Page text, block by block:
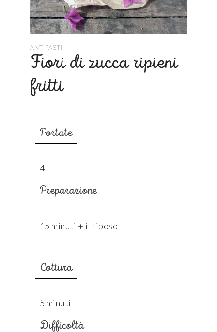
ANTIPASTI
Fiori di zucca ripieni
fritti
Portate
4
Preparazione
15 minuti + il riposo
Cottura
5 minuti
Difficoltà